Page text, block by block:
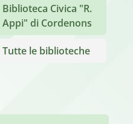
Biblioteca Civica "R.
Appi" di Cordenons
Tutte le biblioteche